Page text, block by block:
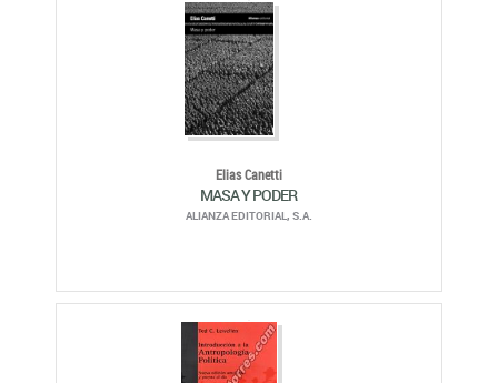
Elias Canetti
MASA Y PODER
ALIANZA EDITORIAL, S.A.